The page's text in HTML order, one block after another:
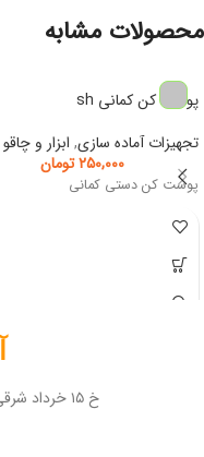
محصولات مشابه
پوست کن کمانی sh
تجهیزات آماده سازی, ابزار و چاقو
۲۵۰,۰۰۰ تومان
پوست کن دستی کمانی
خ ۱۵ خرداد شرقی کوچه موسوی کیانی پلاک ۹۱